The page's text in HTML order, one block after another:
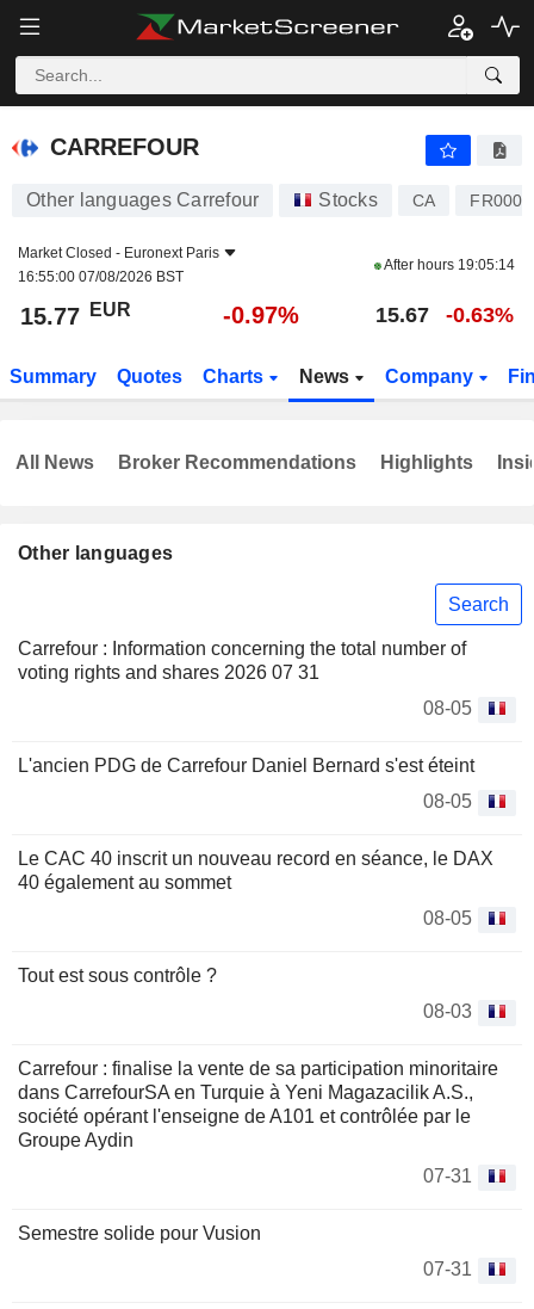
CARREFOUR
CARREFOUR
Other languages Carrefour Stocks CA
Market Closed - Euronext Paris
16:55:00 07/08/2026 BST
After hours 19:05:14
15.77 EUR -0.97% 15.67 -0.63%
Summary Quotes Charts News Company
Other languages
Search
Carrefour : Information concerning the total number of
voting rights and shares 2026 07 31
08-05
L'ancien PDG de Carrefour Daniel Bernard s'est éteint
08-05
Le CAC 40 inscrit un nouveau record en séance, le DAX
40 également au sommet
08-05
Tout est sous contrôle ?
08-03
Carrefour : finalise la vente de sa participation minoritaire
dans CarrefourSA en Turquie à Yeni Magazacilik A.S.,
société opérant l'enseigne de A101 et contrôlée par le
Groupe Aydin
07-31
Semestre solide pour Vusion
07-31
All News Broker Recommendations Highlights